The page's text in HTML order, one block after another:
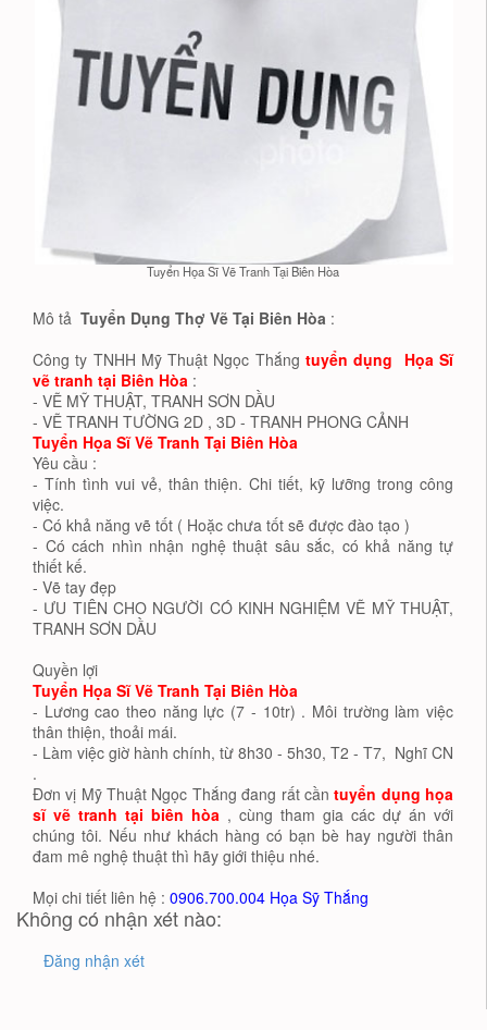
Tuyển Họa Sĩ Vẽ Tranh Tại Biên Hòa
Mô tả Tuyển Dụng Thợ Vẽ Tại Biên Hòa :
Công ty TNHH Mỹ Thuật Ngọc Thắng tuyển dụng Họa Sĩ
vẽ tranh tại Biên Hòa :
- VẼ MỸ THUẬT, TRANH SƠN DẦU
- VẼ TRANH TƯỜNG 2D , 3D - TRANH PHONG CẢNH
Tuyển Họa Sĩ Vẽ Tranh Tại Biên Hòa
Yêu cầu :
- Tính tình vui vẻ, thân thiện. Chi tiết, kỹ lưỡng trong công
việc.
- Có khả năng vẽ tốt ( Hoặc chưa tốt sẽ được đào tạo )
- Có cách nhìn nhận nghệ thuật sâu sắc, có khả năng tự
thiết kế.
- Vẽ tay đẹp
- ƯU TIÊN CHO NGƯỜI CÓ KINH NGHIỆM VẼ MỸ THUẬT,
TRANH SƠN DẦU
Quyền lợi
Tuyển Họa Sĩ Vẽ Tranh Tại Biên Hòa
- Lương cao theo năng lực (7 - 10tr) . Môi trường làm việc
thân thiện, thoải mái.
- Làm việc giờ hành chính, từ 8h30 - 5h30, T2 - T7, Nghĩ CN
.
Đơn vị Mỹ Thuật Ngọc Thắng đang rất cầntuyển dụng họa
sĩ vẽ tranh tại biên hòa , cùng tham gia các dự án với
chúng tôi. Nếu như khách hàng có bạn bè hay người thân
đam mê nghệ thuật thì hãy giới thiệu nhé.
Mọi chi tiết liên hệ : 0906.700.004 Họa Sỹ Thắng
Không có nhận xét nào:
Đăng nhận xét